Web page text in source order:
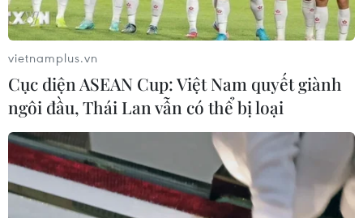
Ông Armen Sarkissian đã được bầu làm
tổng thống Armenia
02/03/2018 10:40
Với 90 phiếu thuận, 10 phiếu chống và 1 phiếu trắng,
Quốc hội Armenia ngày 2/3 đã bầu ông Armen
Sarkissian làm Tổng thống mới của nước này.
vietnamplus.vn
Cục diện ASEAN Cup: Việt Nam quyết giành
ngôi đầu, Thái Lan vẫn có thể bị loại